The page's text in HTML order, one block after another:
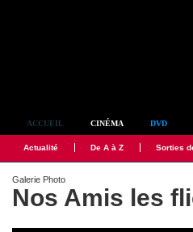
ACCUEIL CINÉMA DVD
Actualité De A à Z Sorties
Galerie Photo
Nos Amis les